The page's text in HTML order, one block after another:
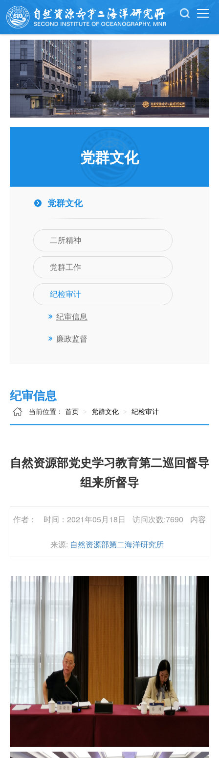
党群文化
党群文化
二所精神
党群工作
纪检审计
纪审信息
廉政监督
纪审信息
当前位置： 首页 党群文化 纪检审计
自然资源部党史学习教育第二巡回督导
组来所督导
作者： 时间：2021年05月18日 访问次数:7690 内容
来源: 自然资源部第二海洋研究所